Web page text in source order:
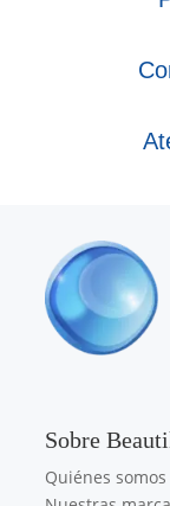
Sobre
Quiénes somos